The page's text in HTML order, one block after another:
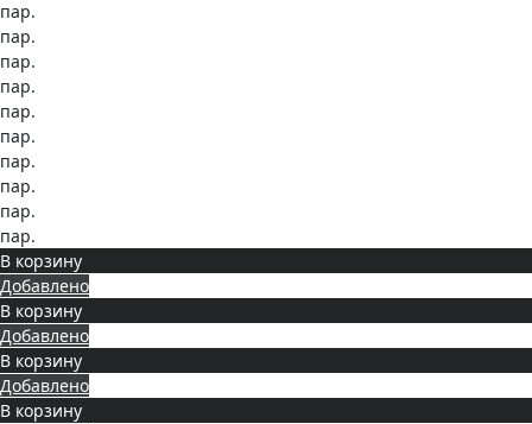
пар.
пар.
пар.
пар.
пар.
пар.
пар.
пар.
пар.
пар.
В корзину
Добавлено
В корзину
Добавлено
В корзину
Добавлено
В корзину